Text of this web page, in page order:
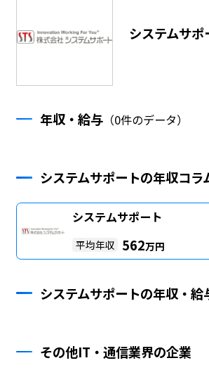
システムサポ
年収・給与 （0件のデータ）
システムサポートの年収コラ
システムサポート
平均年収 562万円
システムサポートの年収・給
その他IT・通信業界の企業